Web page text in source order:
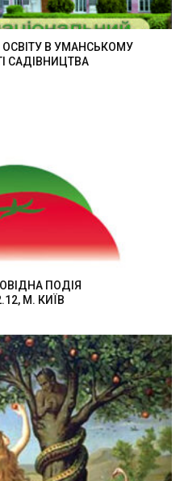
В УМАНСЬКОМУ
САДІВНИЦТВА
ПОДІЯ
М. КИЇВ